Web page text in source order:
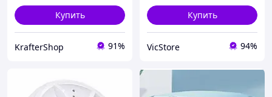
Купить
KrafterShop 91%
Купить
VicStore 94%